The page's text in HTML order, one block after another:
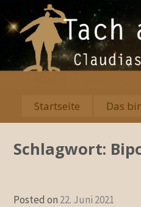
to
content
Primary
Menu
Startseite Das
Schlagwort:
Posted on 22. Juni 2021